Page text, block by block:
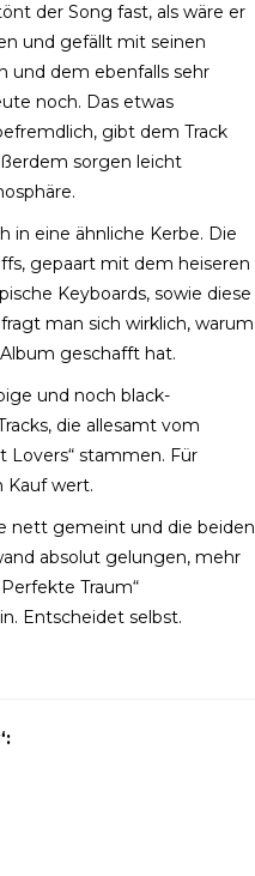
der Song fast, als wäre er
und gefällt mit seinen
und dem ebenfalls sehr
noch. Das etwas
gibt dem Track
sorgen leicht
in eine ähnliche Kerbe. Die
gepaart mit dem heiseren
Keyboards, sowie diese
man sich wirklich, warum
geschafft hat.
und noch black-
die allesamt vom
Lovers“ stammen. Für
Kauf wert.
nett gemeint und die beiden
absolut gelungen, mehr
Traum“
Entscheidet selbst.